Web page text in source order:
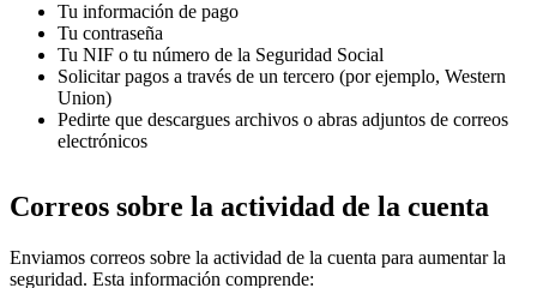
Tu información de pago
Tu contraseña
Tu NIF o tu número de la Seguridad Social
Solicitar pagos a través de un tercero (por ejemplo, Western
Union)
Pedirte que descargues archivos o abras adjuntos de correos
electrónicos
Correos sobre la actividad de la cuenta
Enviamos correos sobre la actividad de la cuenta para aumentar la
seguridad. Esta información comprende: